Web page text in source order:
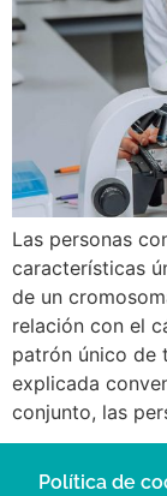
Las personas
características
de un
relación con el
patrón único de
explicada
conjunto, las
Política de